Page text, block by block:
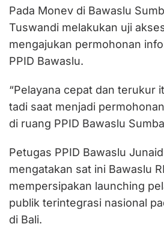
Pada Monev di Bawaslu
Tuswandi melakukan uji
mengajukan permohonan
PPID Bawaslu.
“Pelayana cepat dan terukur
tadi saat menjadi
di ruang PPID Bawaslu
Petugas PPID Bawaslu
mengatakan sat ini Bawaslu
mempersipakan launching
publik terintegrasi nasional
di Bali.